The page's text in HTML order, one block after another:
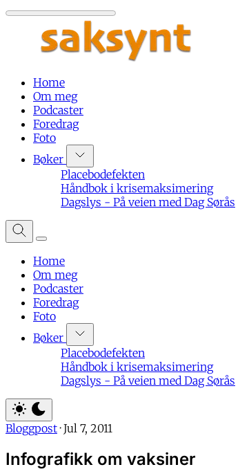
Home
Om meg
Podcaster
Foredrag
Foto
Bøker
Placebodefekten
Håndbok i krisemaksimering
Dagslys - På veien med Dag Sørås
Home
Om meg
Podcaster
Foredrag
Foto
Bøker
Placebodefekten
Håndbok i krisemaksimering
Dagslys - På veien med Dag Sørås
Bloggpost · Jul 7, 2011
Infografikk om vaksiner